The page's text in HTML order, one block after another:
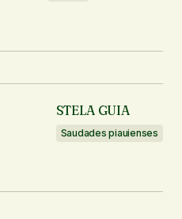
STELA GUIA
Saudades piauienses